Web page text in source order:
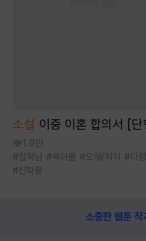
소설 이중 이혼 합의서 [단
1.9만
#집착남 #육아물 #오해/착각 #다
#신파물
소중한 웹툰 작